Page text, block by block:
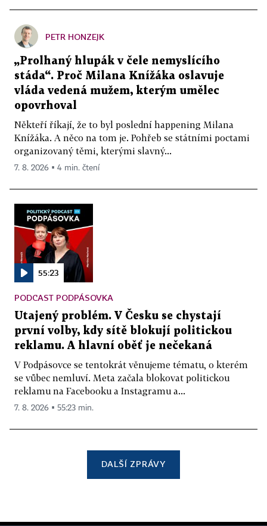
PETR HONZEJK
„Prolhaný hlupák v čele nemyslícího
stáda“. Proč Milana Knížáka oslavuje
vláda vedená mužem, kterým umělec
opovrhoval
Někteří říkají, že to byl poslední happening Milana
Knížáka. A něco na tom je. Pohřeb se státními poctami
organizovaný těmi, kterými slavný...
7. 8. 2026 ▪ 4 min. čtení
55:23
PODCAST PODPÁSOVKA
Utajený problém. V Česku se chystají
první volby, kdy sítě blokují politickou
reklamu. A hlavní oběť je nečekaná
V Podpásovce se tentokrát věnujeme tématu, o kterém
se vůbec nemluví. Meta začala blokovat politickou
reklamu na Facebooku a Instagramu a...
7. 8. 2026 ▪ 55:23 min.
DALŠÍ ZPRÁVY